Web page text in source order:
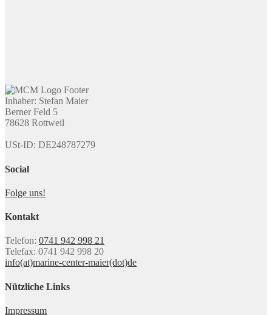
Inhaber: Stefan Maier
Berner Feld 5
78628 Rottweil
USt-ID: DE248787279
Social
Folge uns!
Kontakt
Telefon: 0741 942 998 21
Telefax: 0741 942 998 20
info(at)marine-center-maier(dot)de
Nützliche Links
Impressum